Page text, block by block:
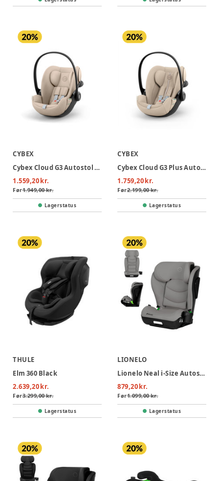
CYBEX
Cybex Cloud G3 Autostol - Almond Beige
1.559,20 kr.
Før1.949,00 kr.
Lagerstatus
CYBEX
Cybex Cloud G3 Plus Autostol - Almond Beige
1.759,20 kr.
Før2.199,00 kr.
Lagerstatus
THULE
Elm 360 Black
2.639,20 kr.
Før3.299,00 kr.
Lagerstatus
LIONELO
Lionelo Neal i-Size Autostol - Grey Concrete
879,20 kr.
Før1.099,00 kr.
Lagerstatus